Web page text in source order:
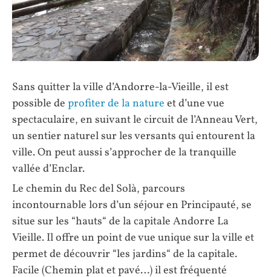
Sans quitter la ville d’Andorre-la-Vieille, il est
possible de profiter de la nature et d’une vue
spectaculaire, en suivant le circuit de l’Anneau Vert,
un sentier naturel sur les versants qui entourent la
ville. On peut aussi s’approcher de la tranquille
vallée d’Enclar.
Le chemin du Rec del Solà, parcours
incontournable lors d’un séjour en Principauté, se
situe sur les “hauts“ de la capitale Andorre La
Vieille. Il offre un point de vue unique sur la ville et
permet de découvrir “les jardins“ de la capitale.
Facile (Chemin plat et pavé…) il est fréquenté